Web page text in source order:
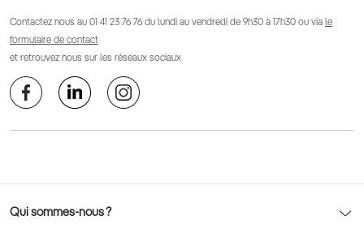
Contactez nous au 01 41 23 76 76 du lundi au vendredi de 9h30 à 17h30 ou via le
formulaire de contact
et retrouvez nous sur les réseaux sociaux
Qui sommes-nous ?